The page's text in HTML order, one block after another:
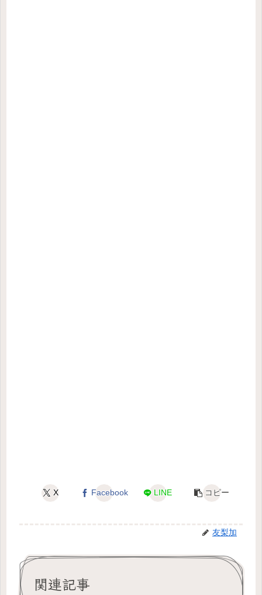
X Facebook LINE コピー
友梨加
関連記事